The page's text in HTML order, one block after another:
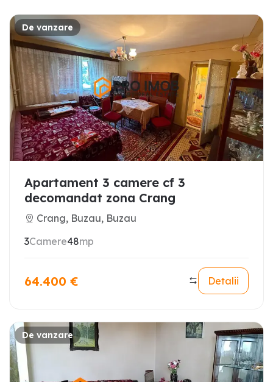
De vanzare
Apartament 3 camere cf 3
decomandat zona Crang
Crang, Buzau, Buzau
3Camere48mp
64.400 € Detalii
De vanzare